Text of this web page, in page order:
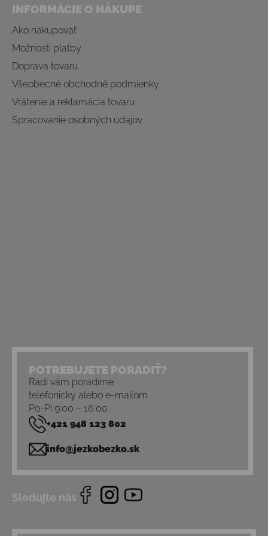
INFORMÁCIE O NÁKUPE
Ako nakupovať
Možnosti platby
Doprava tovaru
Všeobecné obchodné podmienky
Vrátenie a reklamácia tovaru
Spracovanie osobných údajov
POTREBUJETE PORADIŤ?
Radi vám poradíme
telefonicky alebo e-mailom
Po-Pi 9:00 – 16:00
+421 948 123 802
info@jezkobezko.sk
Sledujte nás